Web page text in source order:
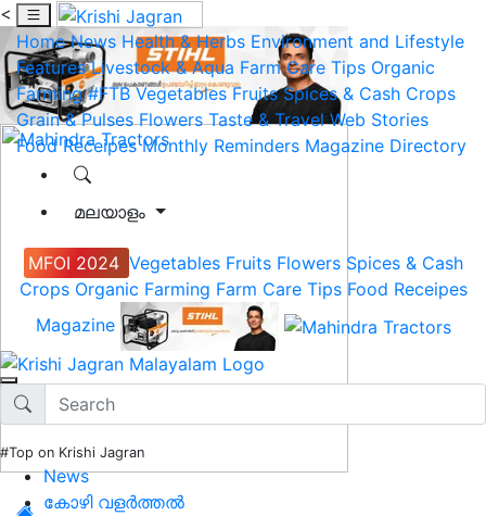
<
Home News Health & Herbs Environment and Lifestyle
Features Livestock & Aqua Farm Care Tips Organic
Farming #FTB Vegetables Fruits Spices & Cash Crops
Grain & Pulses Flowers Taste & Travel Web Stories
Food Receipes Monthly Reminders Magazine Directory
മലയാളം
MFOI 2024 Vegetables Fruits Flowers Spices & Cash
Crops Organic Farming Farm Care Tips Food Receipes
Magazine
#Top on Krishi Jagran
News
കോഴി വളർത്തൽ